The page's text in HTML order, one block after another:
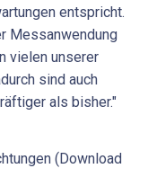
entspricht.
Messanwendung
vielen unserer
sind auch
als bisher."
(Download